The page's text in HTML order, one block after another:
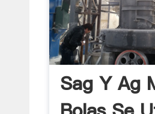
Sag Y Ag